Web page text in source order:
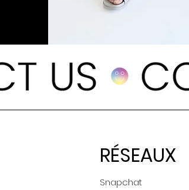
RÉSEAUX
Snapchat